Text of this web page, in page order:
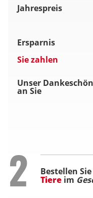
Jahrespreis
Ersparnis
Sie zahlen
Unser Dankeschön
an Sie
Step
2 Bestellen
Tiere im